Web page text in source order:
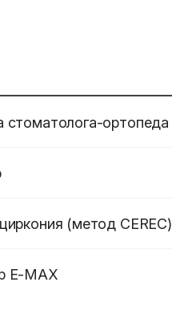
стоматолога-ортопеда
(метод CEREC)
E-MAX